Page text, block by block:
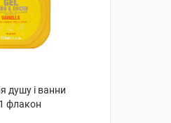
душу і ванни
флакон